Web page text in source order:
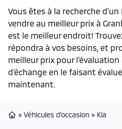
Vous êtes à la recherche
vendre au meilleur prix à
est le meilleur endroit!
répondra à vos besoins, et
meilleur prix pour
d’échange en le faisant
maintenant.
» Véhicules d'occasion » Kia